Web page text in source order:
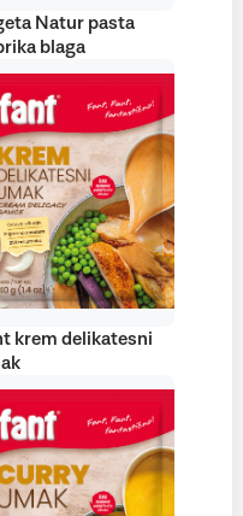
Natur pasta
blaga
krem delikatesni